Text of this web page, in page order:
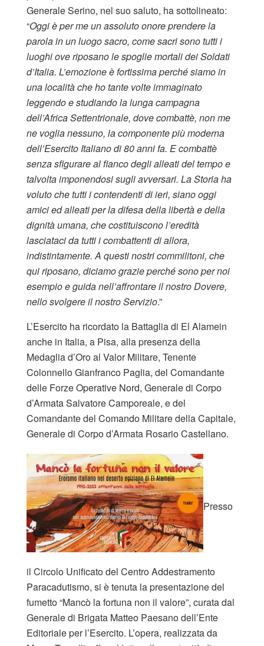
Generale Serino, nel suo saluto, ha sottolineato:
“Oggi è per me un assoluto onore prendere la
parola in un luogo sacro, come sacri sono tutti i
luoghi ove riposano le spoglie mortali dei Soldati
d’Italia. L’emozione è fortissima perché siamo in
una località che ho tante volte immaginato
leggendo e studiando la lunga campagna
dell’Africa Settentrionale, dove combattè, non me
ne voglia nessuno, la componente più moderna
dell’Esercito Italiano di 80 anni fa. E combattè
senza sfigurare al fianco degli alleati del tempo e
talvolta imponendosi sugli avversari. La Storia ha
voluto che tutti i contendenti di ieri, siano oggi
amici ed alleati per la difesa della libertà e della
dignità umana, che costituiscono l’eredità
lasciataci da tutti i combattenti di allora,
indistintamente. A questi nostri commilitoni, che
qui riposano, diciamo grazie perché sono per noi
esempio e guida nell’affrontare il nostro Dovere,
nello svolgere il nostro Servizio.”
L’Esercito ha ricordato la Battaglia di El Alamein
anche in Italia, a Pisa, alla presenza della
Medaglia d’Oro al Valor Militare, Tenente
Colonnello Gianfranco Paglia, del Comandante
delle Forze Operative Nord, Generale di Corpo
d’Armata Salvatore Camporeale, e del
Comandante del Comando Militare della Capitale,
Generale di Corpo d’Armata Rosario Castellano.
Presso
il Circolo Unificato del Centro Addestramento
Paracadutismo, si è tenuta la presentazione del
fumetto “Mancò la fortuna non il valore”, curata dal
Generale di Brigata Matteo Paesano dell’Ente
Editoriale per l’Esercito. L’opera, realizzata da